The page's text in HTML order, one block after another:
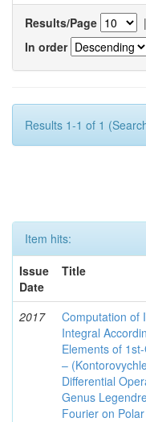
Results/Page |
In order
Results 1-1 of 1
Item hits:
Issue
Date
Title
2017
Computation of
Integral
Elements of
–
Differential
Genus
Fourier on